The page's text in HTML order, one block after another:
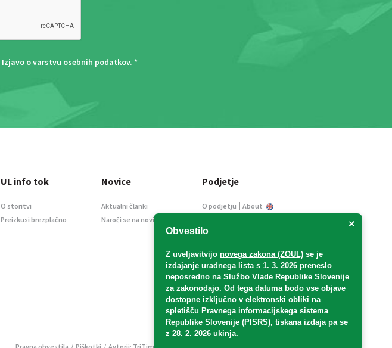
Izjavo o varstvu osebnih podatkov. *
×
Obvestilo
Z uveljavitvijo novega zakona (ZOUL) se je
izdajanje uradnega lista s 1. 3. 2026 preneslo
neposredno na Službo Vlade Republike Slovenije
za zakonodajo. Od tega datuma bodo vse objave
dostopne izključno v elektronski obliki na
spletišču Pravnega informacijskega sistema
Republike Slovenije (PISRS), tiskana izdaja pa se
z 28. 2. 2026 ukinja.
UL info tok
O storitvi
Preizkusi brezplačno
Novice
Aktualni članki
Naroči se na novice
Podjetje
O podjetju | About
Informacije javnega
Oglaševanje
Splošni pogoji
Izjava o varstvu osebnih
podatkov
E-dražbe